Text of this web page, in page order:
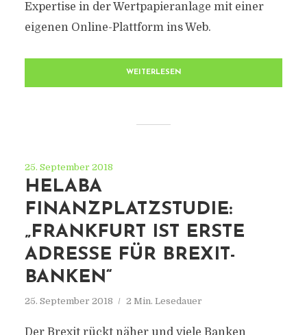
Expertise in der Wertpapieranlage mit einer
eigenen Online-Plattform ins Web.
WEITERLESEN
25. September 2018
HELABA
FINANZPLATZSTUDIE:
„FRANKFURT IST ERSTE
ADRESSE FÜR BREXIT-
BANKEN“
25. September 2018 2 Min. Lesedauer
Der Brexit rückt näher und viele Banken